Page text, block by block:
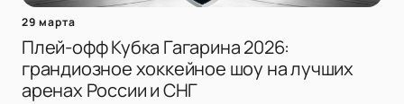
29 марта
Плей-офф Кубка Гагарина 2026:
грандиозное хоккейное шоу на лучших
аренах России и СНГ